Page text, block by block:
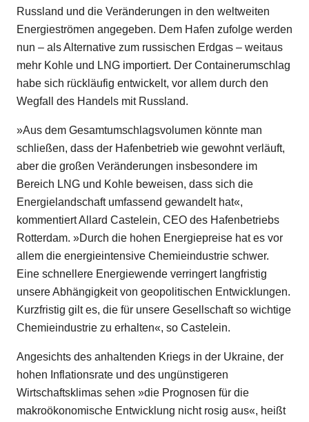
Russland und die Veränderungen in den weltweiten
Energieströmen angegeben. Dem Hafen zufolge werden
nun – als Alternative zum russischen Erdgas – weitaus
mehr Kohle und LNG importiert. Der Containerumschlag
habe sich rückläufig entwickelt, vor allem durch den
Wegfall des Handels mit Russland.
»Aus dem Gesamtumschlagsvolumen könnte man
schließen, dass der Hafenbetrieb wie gewohnt verläuft,
aber die großen Veränderungen insbesondere im
Bereich LNG und Kohle beweisen, dass sich die
Energielandschaft umfassend gewandelt hat«,
kommentiert Allard Castelein, CEO des Hafenbetriebs
Rotterdam. »Durch die hohen Energiepreise hat es vor
allem die energieintensive Chemieindustrie schwer.
Eine schnellere Energiewende verringert langfristig
unsere Abhängigkeit von geopolitischen Entwicklungen.
Kurzfristig gilt es, die für unsere Gesellschaft so wichtige
Chemieindustrie zu erhalten«, so Castelein.
Angesichts des anhaltenden Kriegs in der Ukraine, der
hohen Inflationsrate und des ungünstigeren
Wirtschaftsklimas sehen »die Prognosen für die
makroökonomische Entwicklung nicht rosig aus«, heißt